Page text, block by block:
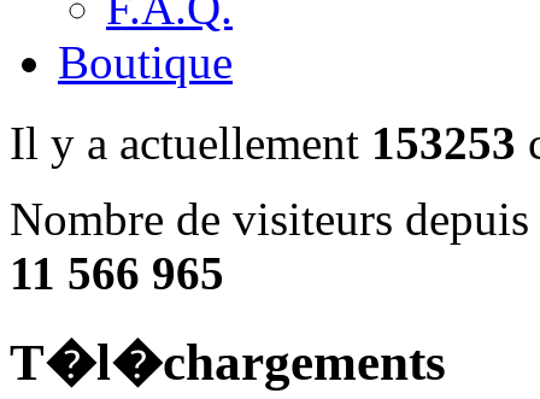
Boutique
Il y a actuellement 153253
Nombre de visiteurs
11 566 965
T�l�chargements